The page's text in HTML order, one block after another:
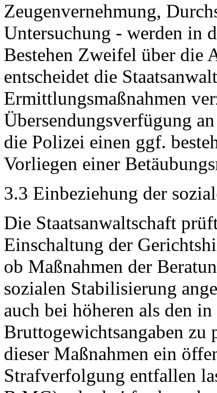
Zeugenvernehmung,
Untersuchung - werden in
Bestehen Zweifel über die
entscheidet die
Ermittlungsmaßnahmen
Übersendungsverfügung
die Polizei einen ggf.
Vorliegen einer
3.3 Einbeziehung der
Die Staatsanwaltschaft
Einschaltung der
ob Maßnahmen der
sozialen Stabilisierung
auch bei höheren als den
Bruttogewichtsangaben
dieser Maßnahmen ein
Strafverfolgung entfallen